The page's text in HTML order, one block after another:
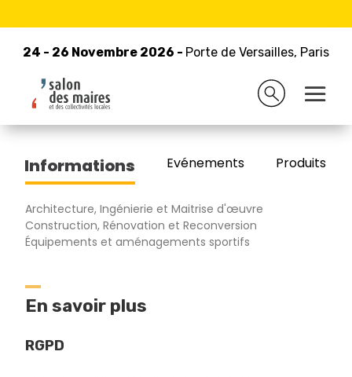
24 - 26 Novembre 2026 - Porte de Versailles, Paris
24 - 26 Novembre 2026 - Porte de Versailles, Paris
Retour à la liste des exposants
ACTIPOLE IMMOBILIER
Informations Evénements Produits/
Architecture, Ingénierie et Maitrise d'œuvre
Construction, Rénovation et Reconversion
Équipements et aménagements sportifs
En savoir plus
RGPD